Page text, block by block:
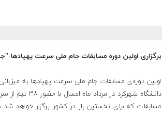
برگزاری اولین دوره مسابقات جام ملی سرعت پهپادها
اولین دوره‌ی مسابقات جام ملی سرعت پهپادها به
دانشگاه شهرکرد
مسابقات که برای نخستین بار در کشور برگزار خواهد